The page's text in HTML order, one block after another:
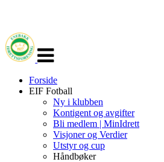
navigasjon
Forside
EIF Fotball
Ny i klubben
Kontigent og avgifter
Bli medlem | MinIdrett
Visjoner og Verdier
Utstyr og cup
Håndbøker